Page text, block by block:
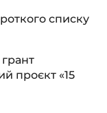
списку
проєкт «15